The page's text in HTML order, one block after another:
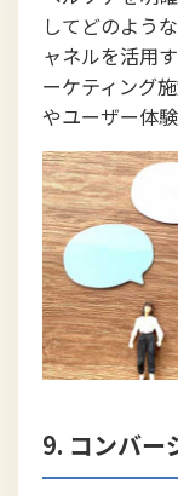
してどのよう
ャネルを活用
ーケティング
やユーザー体
9. コンバー